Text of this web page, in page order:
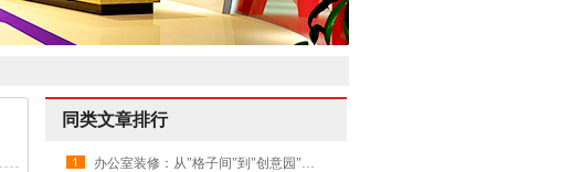
同类文章排行
办公室装修：从"格子间"到"创意园"，你的办公环境暴露了公司文化